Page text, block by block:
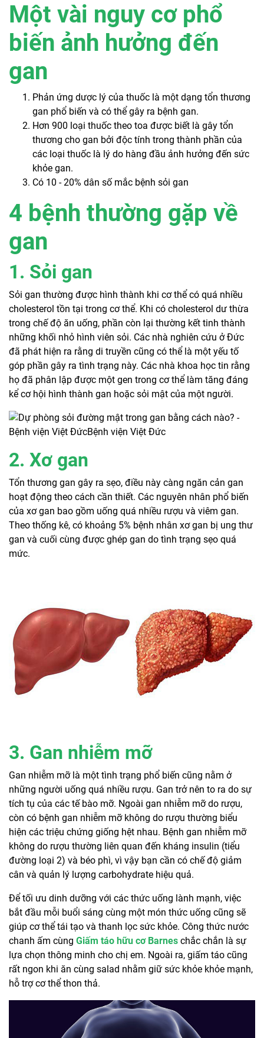
Một vài nguy cơ phổ
biến ảnh hưởng đến
gan
Phản ứng dược lý của thuốc là một dạng tổn thương
gan phổ biến và có thể gây ra bệnh gan.
Hơn 900 loại thuốc theo toa được biết là gây tổn
thương cho gan bởi độc tính trong thành phần của
các loại thuốc là lý do hàng đầu ảnh hưởng đến sức
khỏe gan.
Có 10 - 20% dân số mắc bệnh sỏi gan
4 bệnh thường gặp về
gan
1. Sỏi gan
Sỏi gan thường được hình thành khi cơ thể có quá nhiều
cholesterol tồn tại trong cơ thể. Khi có cholesterol dư thừa
trong chế độ ăn uống, phần còn lại thường kết tinh thành
những khối nhỏ hình viên sỏi. Các nhà nghiên cứu ở Đức
đã phát hiện ra rằng di truyền cũng có thể là một yếu tố
góp phần gây ra tình trạng này. Các nhà khoa học tin rằng
họ đã phân lập được một gen trong cơ thể làm tăng đáng
kể cơ hội hình thành gan hoặc sỏi mật của một người.
2. Xơ gan
Tổn thương gan gây ra sẹo, điều này càng ngăn cản gan
hoạt động theo cách cần thiết. Các nguyên nhân phổ biến
của xơ gan bao gồm uống quá nhiều rượu và viêm gan.
Theo thống kê, có khoảng 5% bệnh nhân xơ gan bị ung thư
gan và cuối cùng được ghép gan do tình trạng sẹo quá
mức.
3. Gan nhiễm mỡ
Gan nhiễm mỡ là một tình trạng phổ biến cũng nằm ở
những người uống quá nhiều rượu. Gan trở nên to ra do sự
tích tụ của các tế bào mỡ. Ngoài gan nhiễm mỡ do rượu,
còn có bệnh gan nhiễm mỡ không do rượu thường biểu
hiện các triệu chứng giống hệt nhau. Bệnh gan nhiễm mỡ
không do rượu thường liên quan đến kháng insulin (tiểu
đường loại 2) và béo phì, vì vậy bạn cần có chế độ giảm
cân và quản lý lượng carbohydrate hiệu quả.
Để tối ưu dinh dưỡng với các thức uống lành mạnh, việc
bắt đầu mỗi buổi sáng cùng một món thức uống cũng sẽ
giúp cơ thể tái tạo và thanh lọc sức khỏe. Công thức nước
chanh ấm cùng Giấm táo hữu cơ Barnes chắc chắn là sự
lựa chọn thông minh cho chị em. Ngoài ra, giấm táo cũng
rất ngon khi ăn cùng salad nhằm giữ sức khỏe khỏe mạnh,
hỗ trợ cơ thể thon thả.